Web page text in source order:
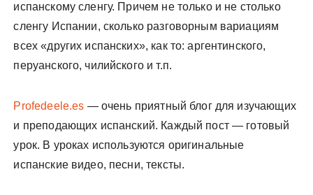
испанскому сленгу. Причем не только и не столько
сленгу Испании, сколько разговорным вариациям
всех «других испанских», как то: аргентинского,
перуанского, чилийского и т.п.
Profedeele.es — очень приятный блог для изучающих
и преподающих испанский. Каждый пост — готовый
урок. В уроках используются оригинальные
испанские видео, песни, тексты.